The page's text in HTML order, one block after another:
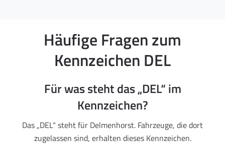
Häufige Fragen zum
Kennzeichen DEL
Für was steht das „DEL“ im
Kennzeichen?
Das „DEL“ steht für Delmenhorst. Fahrzeuge, die dort
zugelassen sind, erhalten dieses Kennzeichen.